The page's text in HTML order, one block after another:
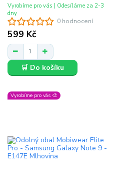
0 hodnocení
599 Kč
Vyrobíme pro vás | Odesíláme za 2-3
dny
🛒 Do košíku
Vyrobíme pro vás 🎨